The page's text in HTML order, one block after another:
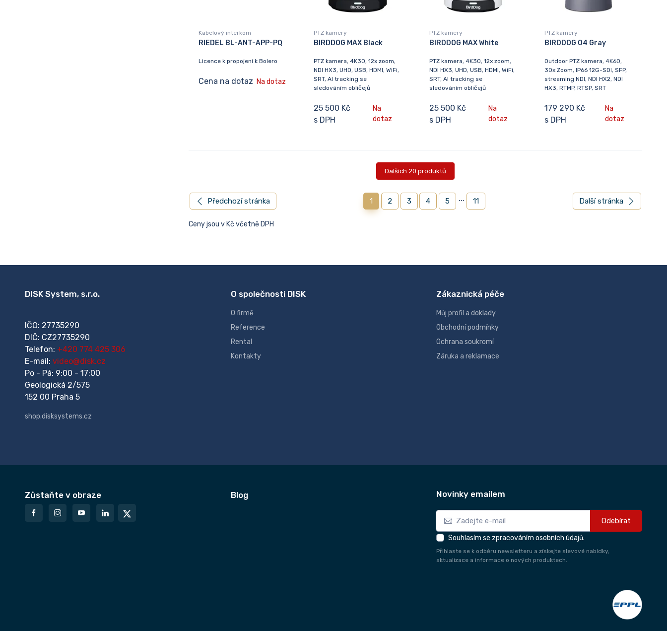
Kabelový interkom
RIEDEL BL-ANT-APP-PQ
Licence k propojení k Bolero
Cena na dotaz Na dotaz
PTZ kamery
BIRDDOG MAX Black
PTZ kamera, 4K30, 12x zoom,
NDI HX3, UHD, USB, HDMI, WiFi,
SRT, AI tracking se
sledováním obličejů
25 500 Kč
s DPH
Na
dotaz
PTZ kamery
BIRDDOG MAX White
PTZ kamera, 4K30, 12x zoom,
NDI HX3, UHD, USB, HDMI, WiFi,
SRT, AI tracking se
sledováním obličejů
25 500 Kč
s DPH
Na
dotaz
PTZ kamery
BIRDDOG O4 Gray
Outdoor PTZ kamera, 4K60,
30x Zoom, IP66 12G-SDI, SFP,
streaming NDI, NDI HX2, NDI
HX3, RTMP, RTSP, SRT
179 290 Kč
s DPH
Na
dotaz
Dalších 20 produktů
Předchozí stránka 1 2 3 4 5 ... 11 Další stránka
Ceny jsou v Kč včetně DPH
DISK System, s.r.o.
IČO: 27735290
DIČ: CZ27735290
Telefon: +420 774 425 306
E-mail: video@disk.cz
Po - Pá: 9:00 - 17:00
Geologická 2/575
152 00 Praha 5
shop.disksystems.cz
O společnosti DISK
O firmě
Reference
Rental
Kontakty
Zákaznická péče
Můj profil a doklady
Obchodní podmínky
Ochrana soukromí
Záruka a reklamace
Zůstaňte v obraze Blog Novinky emailem
Odebírat
Souhlasím se zpracováním osobních údajů.
Přihlaste se k odběru newsletteru a získejte slevové nabídky,
aktualizace a informace o nových produktech.